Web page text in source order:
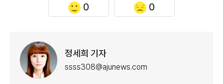
0 0
정세희 기자
ssss308@ajunews.com